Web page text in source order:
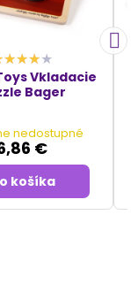
Vkladacie
Bager
nedostupné
€
košíka